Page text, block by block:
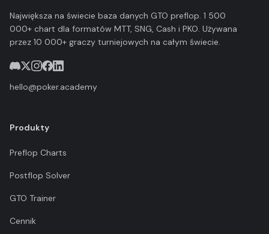
Największa na świecie baza danych GTO preflop. 1 500
000+ chart dla formatów MTT, SNG, Cash i PKO. Używana
przez 10 000+ graczy turniejowych na całym świecie.
hello@poker.academy
Produkty
Preflop Charts
Postflop Solver
GTO Trainer
Cennik